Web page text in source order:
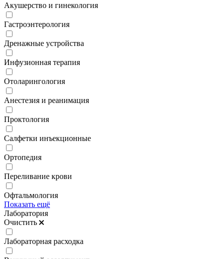
Акушерство и гинекология
Гастроэнтерология
Дренажные устройства
Инфузионная терапия
Отоларингология
Анестезия и реанимация
Проктология
Салфетки инъекционные
Ортопедия
Переливание крови
Офтальмология
Показать ещё
Лаборатория
Очистить
Лабораторная расходка